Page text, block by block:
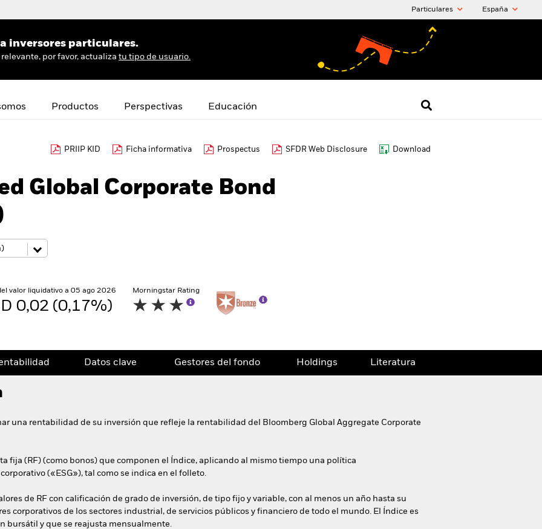
Particulares España
inversores particulares.
por favor, actualiza tu tipo de usuario.
Productos Perspectivas Educación
PRIIP KID Ficha informativa Prospectus SFDR Web Disclosure Download
Global Corporate Bond
valor liquidativo a 05 ago 2026
0,02 (0,17%)
Morningstar Rating
Datos clave Gestores del fondo Holdings Literatura
una rentabilidad de su inversión que refleje la rentabilidad del Bloomberg Global Aggregate Corporate
fija (RF) (como bonos) que componen el Índice, aplicando al mismo tiempo una política
(«ESG»), tal como se indica en el folleto.
de RF con calificación de grado de inversión, de tipo fijo y variable, con al menos un año hasta su
corporativos de los sectores industrial, de servicios públicos y financiero de todo el mundo. El Índice es
bursátil y que se reajusta mensualmente.